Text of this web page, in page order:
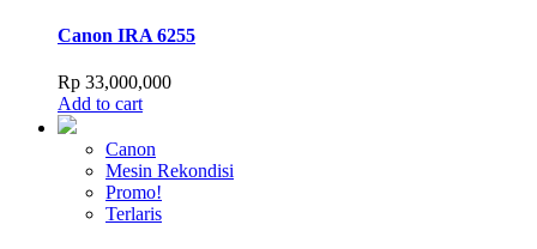
Canon IRA 6255
Rp 33,000,000
Add to cart
Canon
Mesin Rekondisi
Promo!
Terlaris